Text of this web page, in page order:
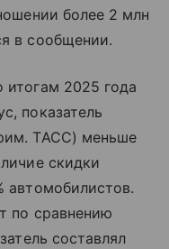
более 2 млн
в сообщении.
2025 года
показатель
ТАСС) меньше
скидки
автомобилистов.
по сравнению
составлял